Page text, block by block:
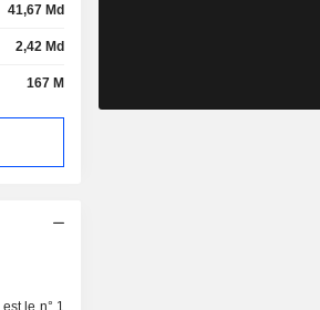
41,67 Md
2,42 Md
167 M
le n° 1